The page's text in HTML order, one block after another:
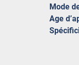
Mode
Age